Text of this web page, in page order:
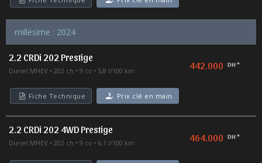
millésime : 2024
2.2 CRDi 202 Prestige
Diesel MHEV 202 ch 9 cv 5,8 l/100 km 442.000 DH *
Fiche Technique Prix clé en main
2.2 CRDi 202 4WD Prestige
Diesel MHEV 202 ch 9 cv 6,1 l/100 km 464.000 DH *